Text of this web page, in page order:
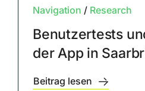
Navigation / Research
Benutzertests
der App in
Beitrag lesen